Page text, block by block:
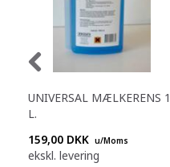
UNIVERSAL MÆLKERENS 1
L.
159,00 DKK u/Moms
ekskl. levering